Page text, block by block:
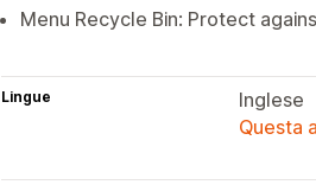
Menu Recycle Bin: Protect
Lingue
Inglese
Questa